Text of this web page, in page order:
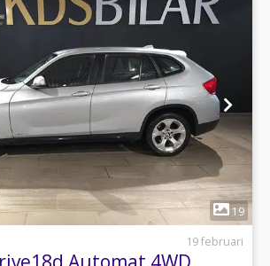
1
19
19 februari